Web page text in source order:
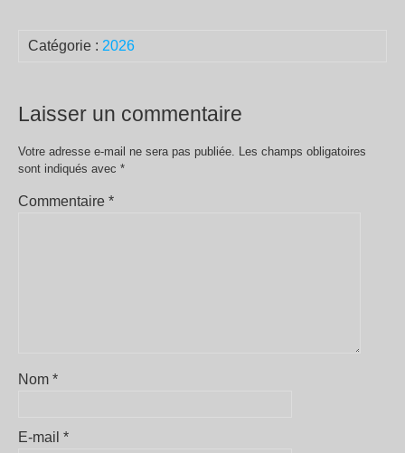
Catégorie : 2026
Laisser un commentaire
Votre adresse e-mail ne sera pas publiée. Les champs obligatoires
sont indiqués avec *
Commentaire *
Nom *
E-mail *